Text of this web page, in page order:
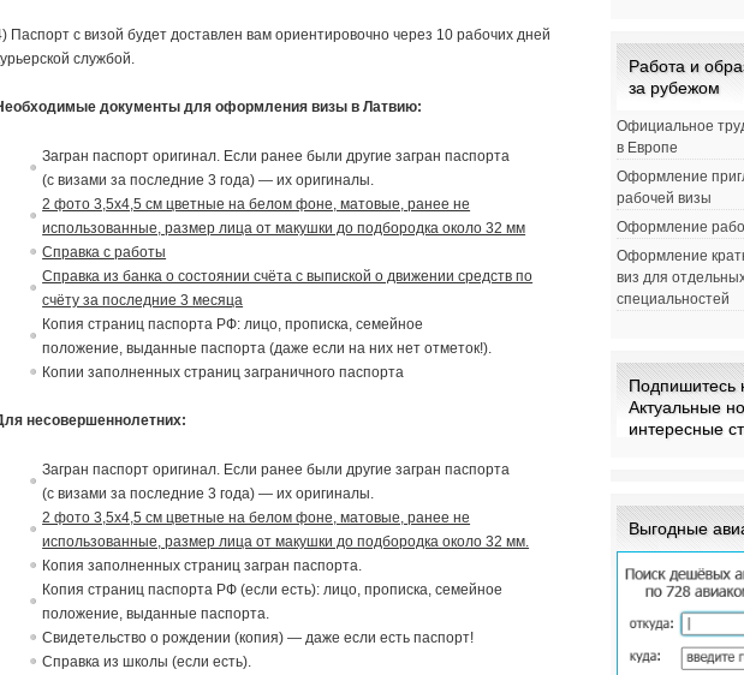
Паспорт с визой будет доставлен вам ориентировочно через 10 рабочих дней
службой.
документы для оформления визы в Латвию:
Загран паспорт оригинал. Если ранее были другие загран паспорта
(свизами за последние 3 года) — их оригиналы.
2 фото 3,5х4,5 см цветные на белом фоне, матовые, ранее не
использованные, размер лица от макушки до подбородка около 32 мм
Справка с работы
Справка из банка о состоянии счёта с выпиской о движении средств по
счёту за последние 3 месяца
Копия страниц паспорта РФ: лицо, прописка, семейное
положение,выданные паспорта (даже если на них нет отметок!).
Копии заполненных страниц заграничного паспорта
несовершеннолетних:
Загран паспорт оригинал. Если ранее были другие загран паспорта
(свизами за последние 3 года) — их оригиналы.
2 фото 3,5х4,5 см цветные на белом фоне, матовые, ранее не
использованные, размер лица от макушки до подбородка около 32 мм.
Копия заполненных страниц загран паспорта.
Копия страниц паспорта РФ (если есть): лицо, прописка, семейное
положение,выданные паспорта.
Свидетельство о рождении (копия) — даже если есть паспорт!
Справка из школы (если есть).
Работа и
за рубежом
Официальное
в Европе
Оформление
рабочей визы
Оформление
Оформление
виз для
специальностей
Подпишитесь
Актуальные
интересные
Выгодные